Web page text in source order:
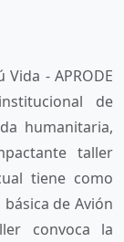
- APRODE
de
humanitaria,
taller
tiene como
de Avión
convoca la